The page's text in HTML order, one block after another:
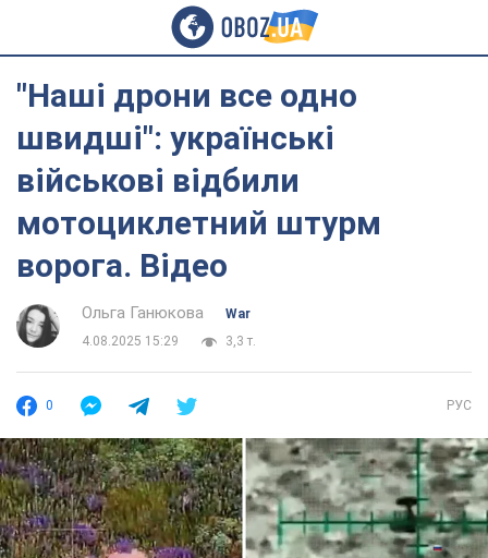
"Наші дрони все одно
швидші": українські
військові відбили
мотоциклетний штурм
ворога. Відео
Ольга Ганюкова
War
4.08.2025 15:29
3,3 т.
0 РУС